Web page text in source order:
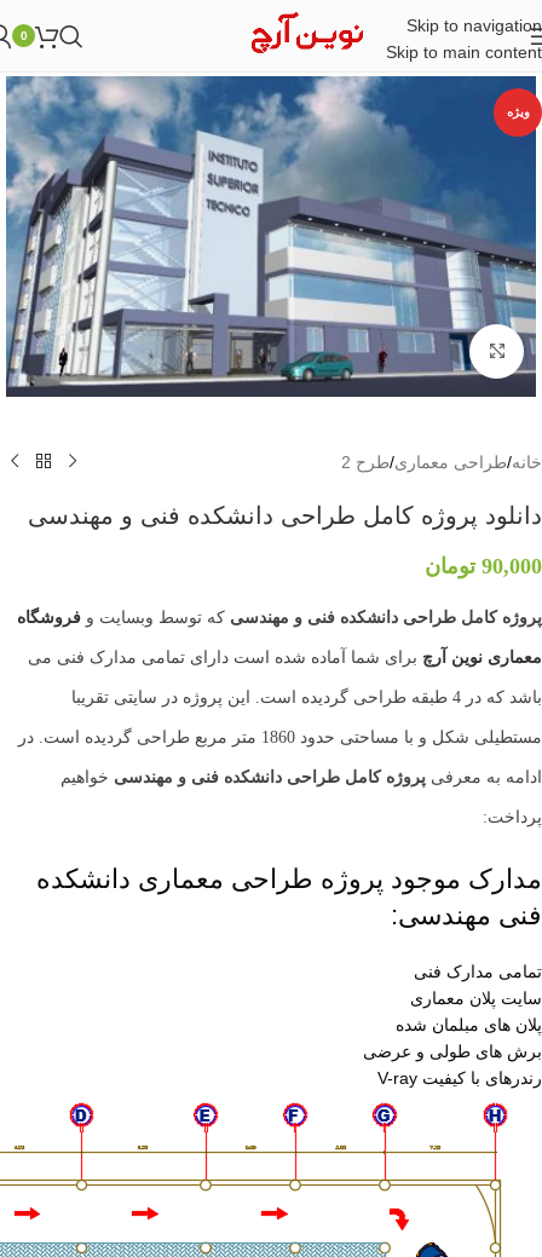
Skip to navigation
Skip to main content
0
ویژه
بزرگنمایی تصویر
خانه/طراحی معماری/طرح 2
دانلود پروژه کامل طراحی دانشکده فنی و مهندسی
90,000 تومان
پروژه کامل طراحی دانشکده فنی و مهندسی که توسط وبسایت و فروشگاه
معماری نوین آرچ برای شما آماده شده است دارای تمامی مدارک فنی می
باشد که در 4 طبقه طراحی گردیده است. این پروژه در سایتی تقریبا
مستطیلی شکل و با مساحتی حدود 1860 متر مربع طراحی گردیده است. در
ادامه به معرفی پروژه کامل طراحی دانشکده فنی و مهندسی خواهیم
پرداخت:
مدارک موجود پروژه طراحی معماری دانشکده
فنی مهندسی:
تمامی مدارک فنی
سایت پلان معماری
پلان های مبلمان شده
برش های طولی و عرضی
رندرهای با کیفیت V-ray